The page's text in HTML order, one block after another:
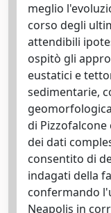
meglio
corso degli
attendibili
ospitò gli
eustatici e
sedimentarie,
di
dei dati
consentito di
indagati della
confermando
Neapolis in